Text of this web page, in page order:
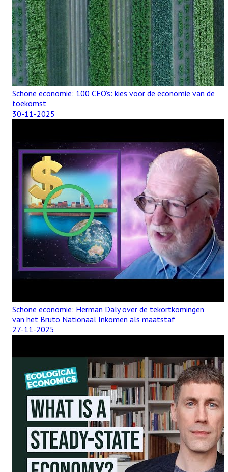
Schone economie: 100 CEO’s: kies voor de economie van de
toekomst
30-11-2025
Schone economie: Herman Daly over de tekortkomingen
van het Bruto Nationaal Inkomen als maatstaf
27-11-2025